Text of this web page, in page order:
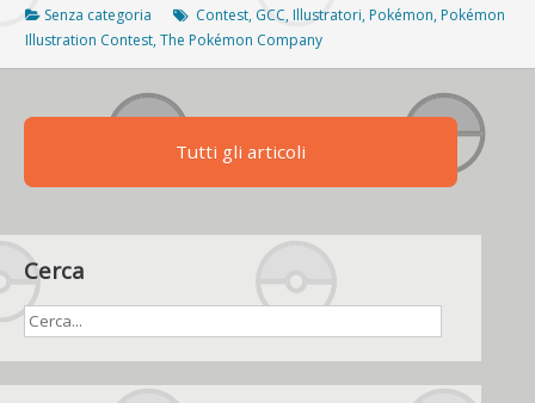
Contest
2022
sarà
aperto
anche
Senza categoria Contest, GCC, Illustratori, Pokémon, Pokémon
Illustration Contest,The Pokémon Company
Tutti gli articoli
Cerca